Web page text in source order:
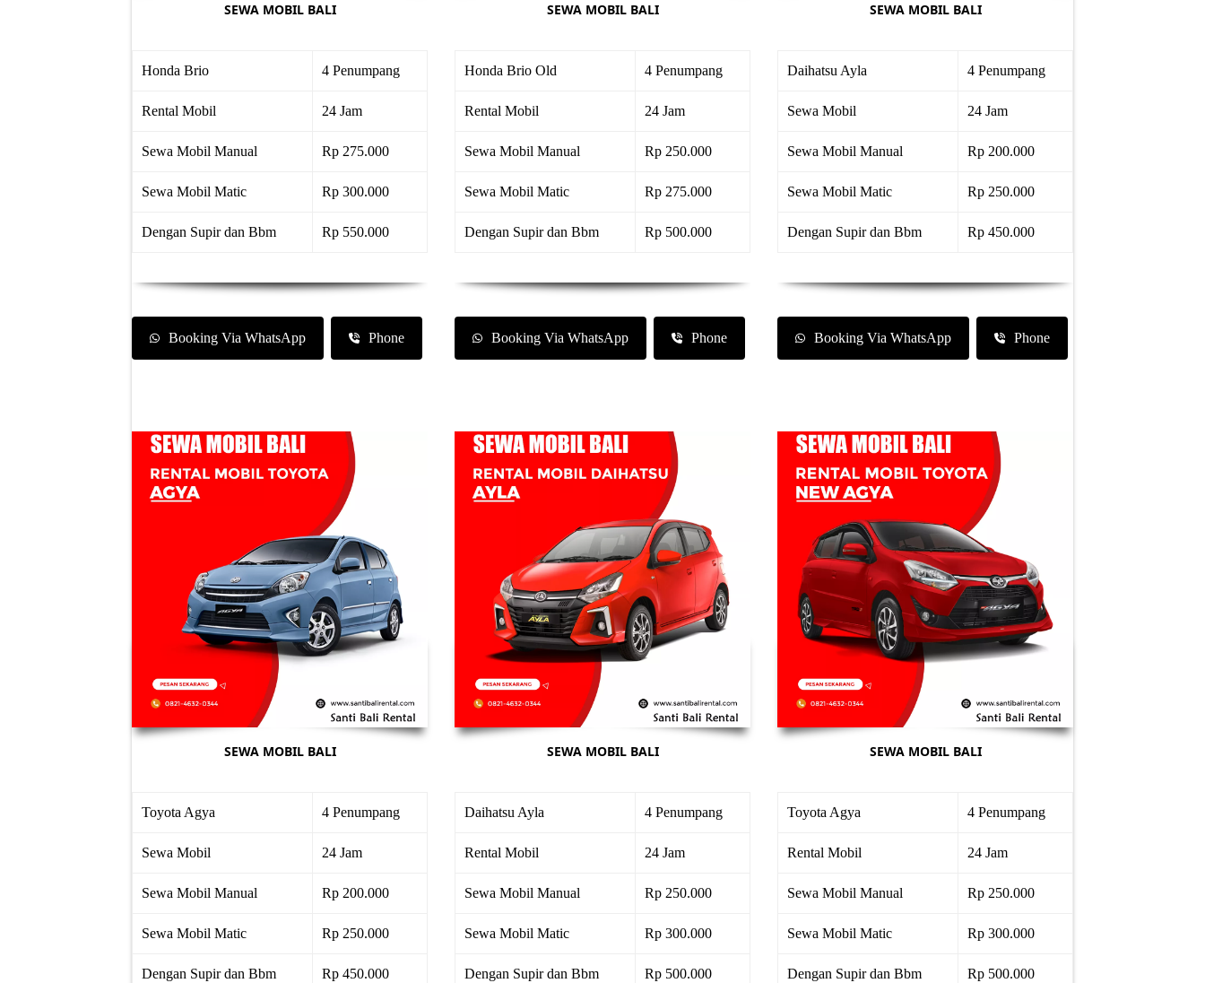
SEWA MOBIL BALI
Honda Brio 4 Penumpang
Rental Mobil 24 Jam
Sewa Mobil Manual Rp 275.000
Sewa Mobil Matic Rp 300.000
Dengan Supir dan Bbm Rp 550.000
Booking Via WhatsApp Phone
SEWA MOBIL BALI
Honda Brio Old 4 Penumpang
Rental Mobil 24 Jam
Sewa Mobil Manual Rp 250.000
Sewa Mobil Matic Rp 275.000
Dengan Supir dan Bbm Rp 500.000
Booking Via WhatsApp Phone
SEWA MOBIL BALI
Daihatsu Ayla 4 Penumpang
Sewa Mobil 24 Jam
Sewa Mobil Manual Rp 200.000
Sewa Mobil Matic Rp 250.000
Dengan Supir dan Bbm Rp 450.000
Booking Via WhatsApp Phone
SEWA MOBIL BALI
Toyota Agya 4 Penumpang
Sewa Mobil 24 Jam
Sewa Mobil Manual Rp 200.000
Sewa Mobil Matic Rp 250.000
Dengan Supir dan Bbm Rp 450.000
SEWA MOBIL BALI
Daihatsu Ayla 4 Penumpang
Rental Mobil 24 Jam
Sewa Mobil Manual Rp 250.000
Sewa Mobil Matic Rp 300.000
Dengan Supir dan Bbm Rp 500.000
SEWA MOBIL BALI
Toyota Agya 4 Penumpang
Rental Mobil 24 Jam
Sewa Mobil Manual Rp 250.000
Sewa Mobil Matic Rp 300.000
Dengan Supir dan Bbm Rp 500.000